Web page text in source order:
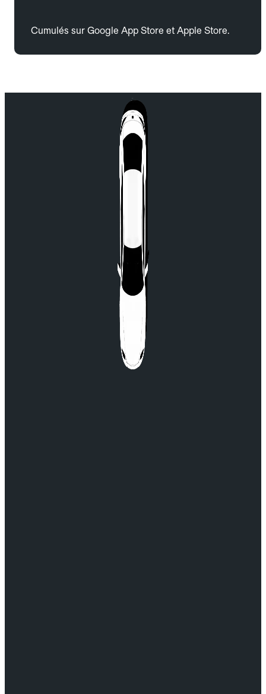
Cumulés sur Google App Store et Apple Store.